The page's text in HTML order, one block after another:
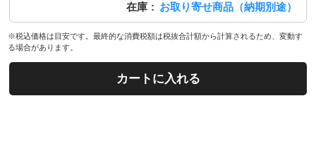
在庫 お取り寄せ商品（納期別途）
※税込価格は目安です。最終的な消費税額は税抜合計額から計算されるため、変動す
る場合があります。
カートに入れる